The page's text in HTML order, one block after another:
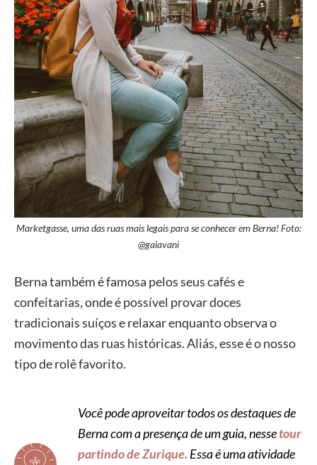
Marketgasse, uma das ruas mais legais para se conhecer em Berna! Foto:
@gaiavani
Berna também é famosa pelos seus cafés e
confeitarias, onde é possível provar doces
tradicionais suíços e relaxar enquanto observa o
movimento das ruas históricas. Aliás, esse é o nosso
tipo de rolê favorito.
Você pode aproveitar todos os destaques de
Berna com a presença de um guia, nessetour
partindo de Zurique. Essa é uma atividade